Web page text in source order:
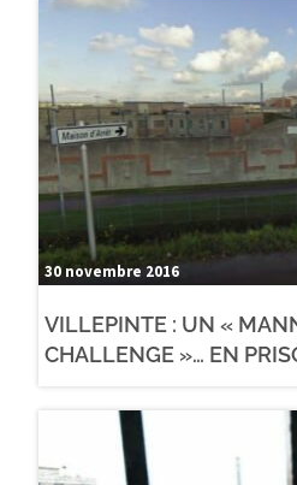
4 avril 2017
DES ANCIENS DÉTENUS
GARDIEN DEVANT SON
30 novembre 2016
VILLEPINTE : UN «
CHALLENGE »… EN